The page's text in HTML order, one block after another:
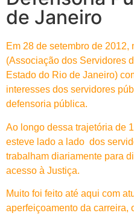
de Janeiro
Em 28 de setembro de 2012,
(Associação dos Servidores
Estado do Rio de Janeiro)
interesses dos servidores
defensoria pública.
Ao longo dessa trajetória de
esteve lado a lado dos
trabalham diariamente para
acesso à Justiça.
Muito foi feito até aqui com
aperfeiçoamento da carreira,